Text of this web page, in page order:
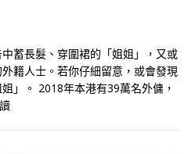
蓄長髮、穿圍裙的「姐姐」，又或
籍人士。若你仔細留意，或會發現
」。 2018年本港有39萬名外傭，